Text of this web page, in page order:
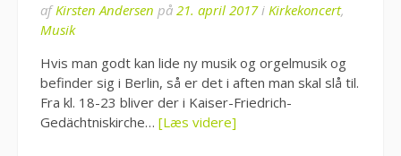
afKirsten Andersen på 21. april 2017i Kirkekoncert,
Musik
Hvis man godt kan lide ny musik og orgelmusik og
befinder sig i Berlin, så er det i aften man skal slå til.
Fra kl. 18-23 bliver der i Kaiser-Friedrich-
Gedächtniskirche… [Læs videre]